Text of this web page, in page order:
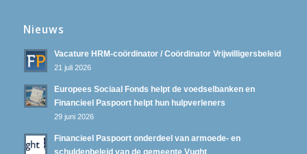
Nieuws
Vacature HRM-coördinator / Coördinator Vrijwilligersbeleid
21 juli 2026
Europees Sociaal Fonds helpt de voedselbanken en
Financieel Paspoort helpt hun hulpverleners
29 juni 2026
Financieel Paspoort onderdeel van armoede- en
schuldenbeleid van de gemeente Vught